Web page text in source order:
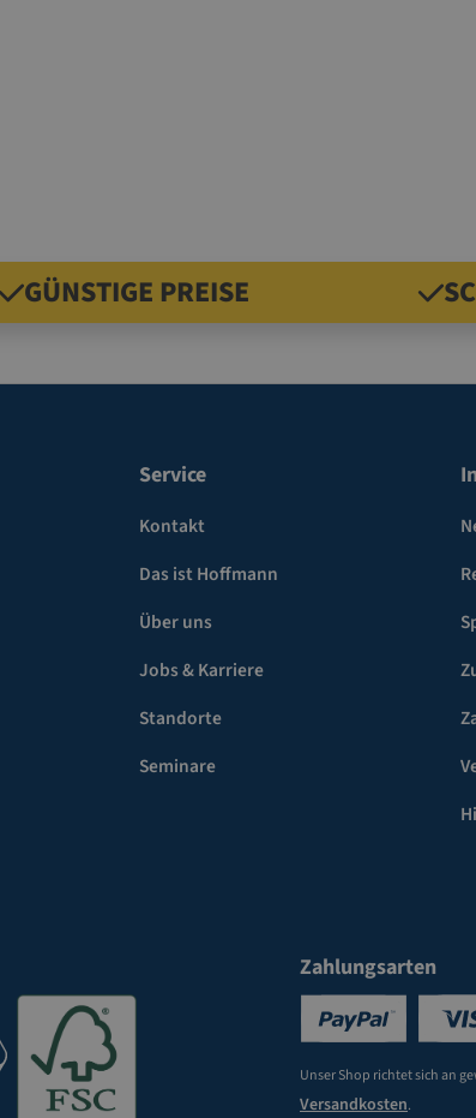
GÜNSTIGE PREISE
Service
Kontakt
Das ist Hoffmann
Über uns
Jobs & Karriere
Standorte
Seminare
Zahlungsarten
Unser Shop richtet sich an
Versandkosten.